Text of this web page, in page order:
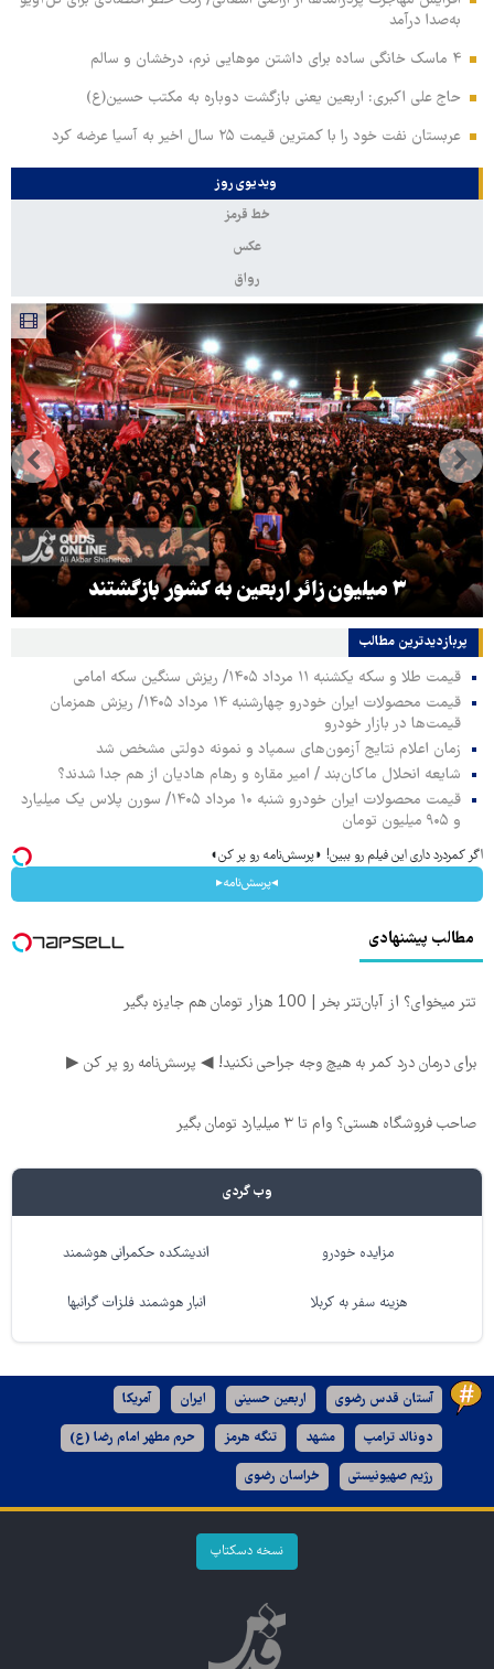
به‌صدا درآمد
۴ ماسک خانگی ساده برای داشتن موهایی نرم، درخشان و سالم
حاج علی اکبری: اربعین یعنی بازگشت دوباره به مکتب حسین(ع)
عربستان نفت خود را با کمترین قیمت ۲۵ سال اخیر به آسیا عرضه کرد
ویدیوی روز
خط قرمز
عکس
رواق
۳ میلیون زائر اربعین به کشور بازگشتند
پربازدیدترین‌ مطالب
قیمت طلا و سکه یکشنبه ۱۱ مرداد ۱۴۰۵/ ریزش سنگین سکه امامی
قیمت محصولات ایران خودرو چهارشنبه ۱۴ مرداد ۱۴۰۵/ ریزش همزمان
قیمت‌ها در بازار خودرو
زمان اعلام نتایج آزمون‌های سمپاد و نمونه دولتی مشخص شد
شایعه انحلال ماکان‌بند / امیر مقاره و رهام هادیان از هم جدا شدند؟
قیمت محصولات ایران خودرو شنبه ۱۰ مرداد ۱۴۰۵/ سورن پلاس یک میلیارد
و ۹۰۵ میلیون تومان
اگر کمردرد داری این فیلم رو ببین! ◗پرسش‌نامه رو پر کن◖
◂پرسش‌نامه▸
مطالب پیشنهادی
تتر میخوای؟ از آبان‌تتر بخر | 100 هزار تومان هم جایزه بگیر
برای درمان درد کمر به هیچ وجه جراحی نکنید! ◀ پرسش‌نامه رو پر کن ▶
صاحب فروشگاه هستی؟ وام تا ۳ میلیارد تومان بگیر
وب گردی
مزایده خودرو اندیشکده حکمرانی هوشمند
هزینه سفر به کربلا انبار هوشمند فلزات گرانبها
آستان قدس رضوی اربعین حسینی ایران آمریکا
دونالد ترامپ مشهد تنگه هرمز حرم مطهر امام رضا (ع)
رژیم صهیونیستی خراسان رضوی
نسخه دسکتاپ